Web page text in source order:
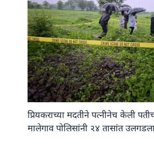
प्रियकराच्या मदतीने पत्नीनेच केली
मालेगाव पोलिसांनी २४ तासांत